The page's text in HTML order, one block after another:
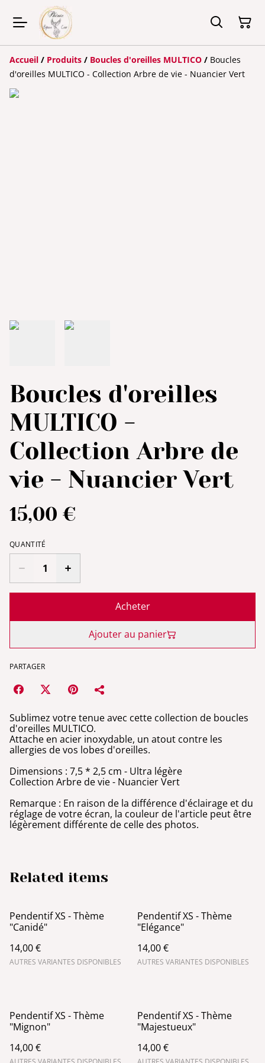
Accueil / Produits / Boucles d'oreilles MULTICO / Boucles
d'oreilles MULTICO - Collection Arbre de vie - Nuancier Vert
Boucles d'oreilles
MULTICO -
Collection Arbre de
vie - Nuancier Vert
15,00 €
QUANTITÉ
Acheter
Ajouter au panier
PARTAGER
Sublimez votre tenue avec cette collection de boucles
d'oreilles MULTICO.
Attache en acier inoxydable, un atout contre les
allergies de vos lobes d'oreilles.
Dimensions : 7,5 * 2,5 cm - Ultra légère
Collection Arbre de vie - Nuancier Vert
Remarque : En raison de la différence d'éclairage et du
réglage de votre écran, la couleur de l'article peut être
légèrement différente de celle des photos.
Related items
Pendentif XS - Thème
"Canidé"
14,00 €
AUTRES VARIANTES DISPONIBLES
Pendentif XS - Thème
"Elégance"
14,00 €
AUTRES VARIANTES DISPONIBLES
Pendentif XS - Thème
"Mignon"
14,00 €
Pendentif XS - Thème
"Majestueux"
14,00 €